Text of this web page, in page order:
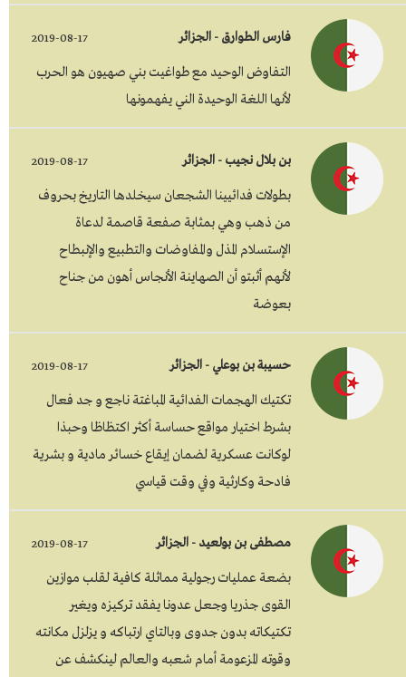
فارس الطوارق - الجزائر 2019-08-17
التفاوض الوحيد مع طواغيت بني صهيون هو الحرب
لأنها اللغة الوحيدة الني يفهمونها
بن بلال نجيب - الجزائر 2019-08-17
بطولات فدائيينا الشجعان سيخلدها التاريخ بحروف
من ذهب وهي بمثابة صفعة قاصمة لدعاة
الإستسلام المذل والمفاوضات والتطبيع والإنبطاح
لأنهم أثبتو أن الصهاينة الأنجاس أهون من جناح
بعوضة
حسيبة بن بوعلي - الجزائر 2019-08-17
تكتيك الهجمات الفدائية المباغتة ناجع و جد فعال
بشرط اختيار مواقع حساسة أكثر اكتظاظا وحبذا
لوكانت عسكرية لضمان إيقاع خسائر مادية و بشرية
فادحة وكارثية وفي وقت قياسي
مصطفى بن بولعيد - الجزائر 2019-08-17
بضعة عمليات رجولية مماثلة كافية لقلب موازين
القوى جذريا وجعل عدونا يفقد تركيزه ويغير
تكتيكاته بدون جدوى وبالتاي ارتباكه و يزلزل مكانته
وقوته المزعومة أمام شعبه والعالم لينكشف عن